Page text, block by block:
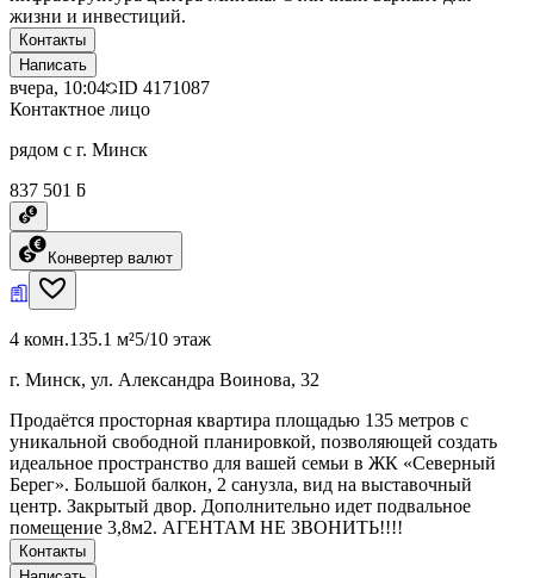
жизни и инвестиций.
Контакты
Написать
вчера, 10:04 ID 4171087
Контактное лицо
рядом с г. Минск
837 501 ƃ
Конвертер валют
4 комн.135.1 м²5/10 этаж
г. Минск, ул. Александра Воинова, 32
Продаётся просторная квартира площадью 135 метров с
уникальной свободной планировкой, позволяющей создать
идеальное пространство для вашей семьи в ЖК «Северный
Берег». Большой балкон, 2 санузла, вид на выставочный
центр. Закрытый двор. Дополнительно идет подвальное
помещение 3,8м2. АГЕНТАМ НЕ ЗВОНИТЬ!!!!
Контакты